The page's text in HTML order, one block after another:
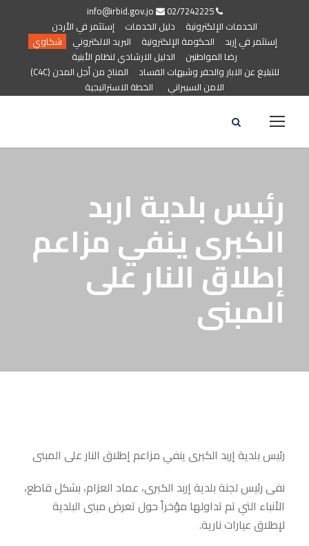
02/7242225
الخدمات الإلكترونية
دليل الخدمات
إستثمر في الأردن
إستثمر في إربد
الحكومة الإلكترونية البريد الالكتروني
شكاوي
رضا المواطنين
الدليل الارشادي لنظام الأبنية
للتبليغ عن الابار والحفر وشبهات الفساد
المناخ من أجل المدن (C4C)
الامن السيبراني
الخطة الاستراتيجية
رئيس بلدية اربد
الكبرى ينفي مزاعم
إطلاق النار على
المبنى
رئيس بلدية إربد الكبرى ينفي مزاعم إطلاق النار على المبنى
نفى رئيس لجنة بلدية إربد الكبرى، عماد العزام، بشكل قاطع،
الأنباء التي تم تداولها مؤخراً حول تعرض مبنى البلدية
لإطلاق عيارات نارية.